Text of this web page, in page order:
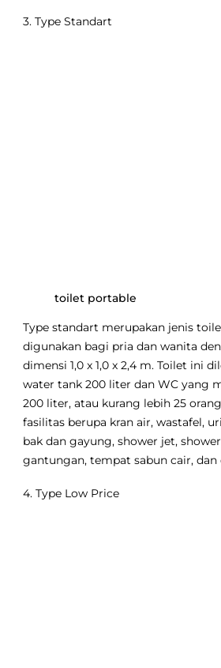
3. Type Standart
toilet portable
Type standart merupakan jenis
digunakan bagi pria dan wanita
dimensi 1,0 x 1,0 x 2,4 m. Toilet ini
water tank 200 liter dan WC yang
200 liter, atau kurang lebih 25
fasilitas berupa kran air, wastafel,
bak dan gayung, shower jet,
gantungan, tempat sabun cair, dan
4. Type Low Price